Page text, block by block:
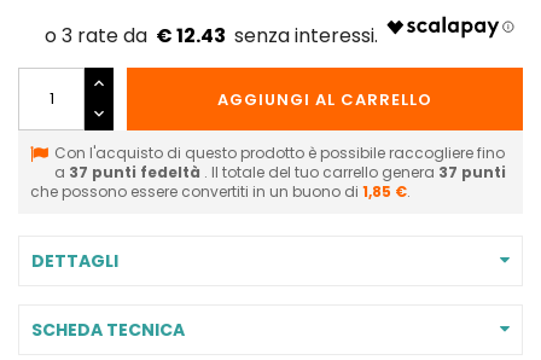
€ 12.43
AGGIUNGI AL CARRELLO
Con l'acquisto di questo prodotto è possibile raccogliere fino
a 37 punti fedeltà . Il totale del tuo carrello genera 37 punti
che possono essere convertiti in un buono di 1,85 €.
DETTAGLI
SCHEDA TECNICA